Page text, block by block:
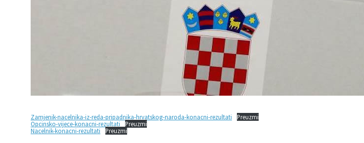
Zamjenik-nacelnika-iz-reda-pripadnika-hrvatskog-naroda-konacni-rezultati
Preuzmi
Opcinsko-vijece-konacni-rezultati
Preuzmi
Nacelnik-konacni-rezultati
Preuzmi